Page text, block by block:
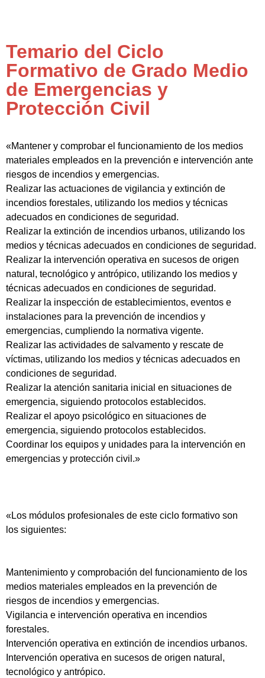
Temario del Ciclo
Formativo de Grado Medio
de Emergencias y
Protección Civil
«Mantener y comprobar el funcionamiento de los medios
materiales empleados en la prevención e intervención ante
riesgos de incendios y emergencias.
Realizar las actuaciones de vigilancia y extinción de
incendios forestales, utilizando los medios y técnicas
adecuados en condiciones de seguridad.
Realizar la extinción de incendios urbanos, utilizando los
medios y técnicas adecuados en condiciones de seguridad.
Realizar la intervención operativa en sucesos de origen
natural, tecnológico y antrópico, utilizando los medios y
técnicas adecuados en condiciones de seguridad.
Realizar la inspección de establecimientos, eventos e
instalaciones para la prevención de incendios y
emergencias, cumpliendo la normativa vigente.
Realizar las actividades de salvamento y rescate de
víctimas, utilizando los medios y técnicas adecuados en
condiciones de seguridad.
Realizar la atención sanitaria inicial en situaciones de
emergencia, siguiendo protocolos establecidos.
Realizar el apoyo psicológico en situaciones de
emergencia, siguiendo protocolos establecidos.
Coordinar los equipos y unidades para la intervención en
emergencias y protección civil.»
«Los módulos profesionales de este ciclo formativo son
los siguientes:
Mantenimiento y comprobación del funcionamiento de los
medios materiales empleados en la prevención de
riesgos de incendios y emergencias.
Vigilancia e intervención operativa en incendios
forestales.
Intervención operativa en extinción de incendios urbanos.
Intervención operativa en sucesos de origen natural,
tecnológico y antrópico.